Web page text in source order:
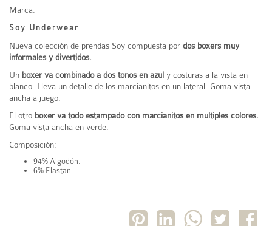
Marca:
Soy Underwear
Nueva colección de prendas Soy compuesta por dos boxers muy
informales y divertidos.
Un boxer va combinado a dos tonos en azul y costuras a la vista en
blanco. Lleva un detalle de los marcianitos en un lateral. Goma vista
ancha a juego.
El otro boxer va todo estampado con marcianitos en multiples colores.
Goma vista ancha en verde.
Composición:
94% Algodón.
6% Elastan.